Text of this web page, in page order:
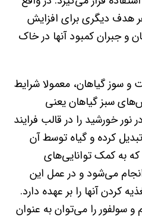
هدف دیگری برای افزایش
و جبران کمبود آنها در خاک
و سوز گیاهان، معمولا شرایط
سبز گیاهان یعنی
نور خورشید را در قالب فرایند
کرده و گیاه توسط آن
به کمک توانایی‌های
می‌شود و در عمل این
کردن آنها را بر عهده دارد.
و سولفور را می‌توان به عنوان